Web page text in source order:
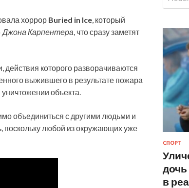
хоррор Buried in Ice, который
Джона Карпентера, что сразу заметят
которого разворачиваются
выжившего в результате пожара
объекта.
объединиться с другими людьми и
поскольку любой из окружающих уже
СПОРТ
в